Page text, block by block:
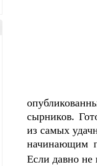
сырников.
из самых
начинающим
Если давно не